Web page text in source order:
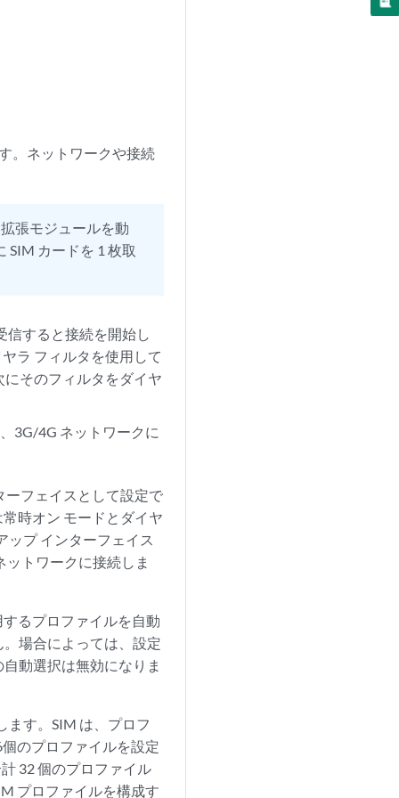
。ネットワークや接続
張モジュールを動
SIM カードを 1 枚取
すると接続を開始し
ラ フィルタを使用して
そのフィルタをダイヤ
3G/4G ネットワークに
ーフェイスとして設定で
時オン モードとダイヤ
ップ インターフェイス
トワークに接続しま
るプロファイルを自動
場合によっては、設定
動選択は無効になりま
ます。SIM は、プロフ
のプロファイルを設定
32 個のプロファイル
プロファイルを構成す